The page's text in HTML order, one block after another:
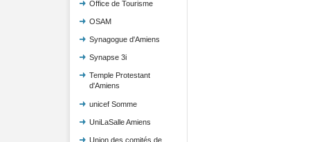
Office de Tourisme
OSAM
Synagogue d'Amiens
Synapse 3i
Temple Protestant
d'Amiens
unicef Somme
UniLaSalle Amiens
Union des comités de